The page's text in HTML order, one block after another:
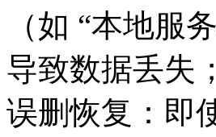
（如 “本地服
导致数据丢失；
误删恢复：即